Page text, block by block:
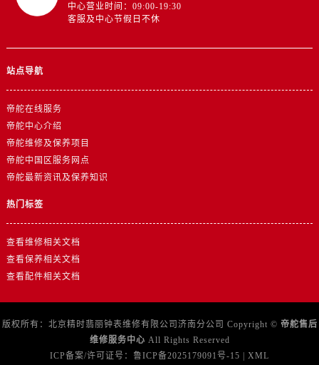
中心营业时间：09:00-19:30
客服及中心节假日不休
站点导航
帝舵在线服务
帝舵中心介绍
帝舵维修及保养项目
帝舵中国区服务网点
帝舵最新资讯及保养知识
热门标签
查看维修相关文档
查看保养相关文档
查看配件相关文档
版权所有：北京精时翡丽钟表维修有限公司济南分公司 Copyright © 帝舵售后
维修服务中心 All Rights Reserved
ICP备案/许可证号： 鲁ICP备2025179091号-15 | XML